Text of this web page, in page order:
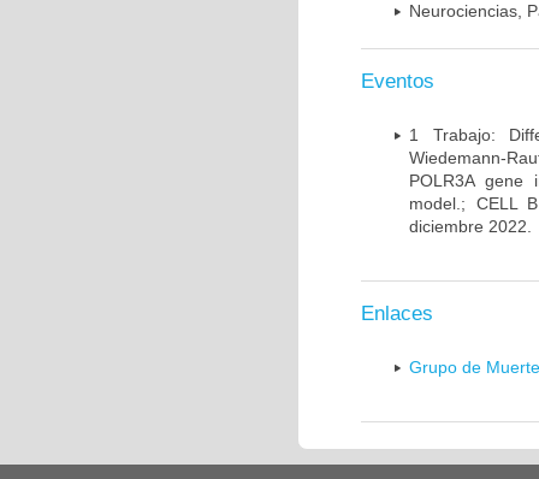
Neurociencias,
Eventos
1 Trabajo:
Wiedemann-
POLR3A gene
model.; CELL
diciembre 2022.
Enlaces
Grupo de